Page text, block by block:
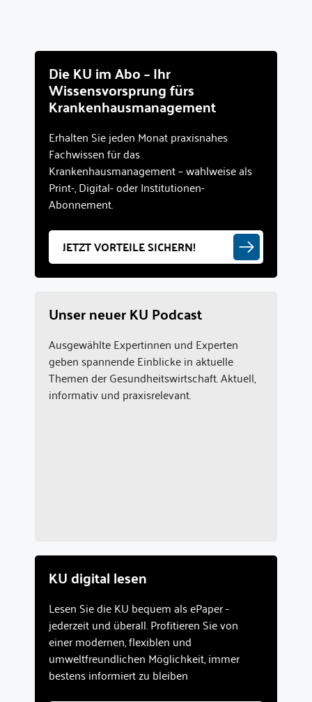
Die KU im Abo – Ihr
Wissensvorsprung fürs
Krankenhausmanagement
Erhalten Sie jeden Monat praxisnahes
Fachwissen für das
Krankenhausmanagement – wahlweise als
Print-, Digital- oder Institutionen-
Abonnement.
JETZT VORTEILE SICHERN!
Unser neuer KU Podcast
Ausgewählte Expertinnen und Experten
geben spannende Einblicke in aktuelle
Themen der Gesundheitswirtschaft. Aktuell,
informativ und praxisrelevant.
KU digital lesen
Lesen Sie die KU bequem als ePaper -
jederzeit und überall. Profitieren Sie von
einer modernen, flexiblen und
umweltfreundlichen Möglichkeit, immer
bestens informiert zu bleiben